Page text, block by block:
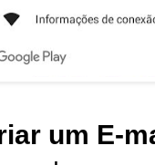
um E-